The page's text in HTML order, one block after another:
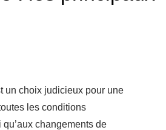
un choix judicieux pour une
les conditions
changements de